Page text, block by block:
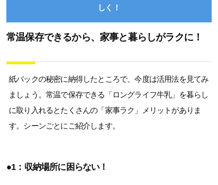
しく！
常温保存できるから、家事と暮らしがラクに！
紙パックの秘密に納得したところで、今度は活用法を見てみ
ましょう。常温で保存できる「ロングライフ牛乳」を暮らし
に取り入れるとたくさんの「家事ラク」メリットがありま
す。シーンごとにご紹介します。
●1：収納場所に困らない！